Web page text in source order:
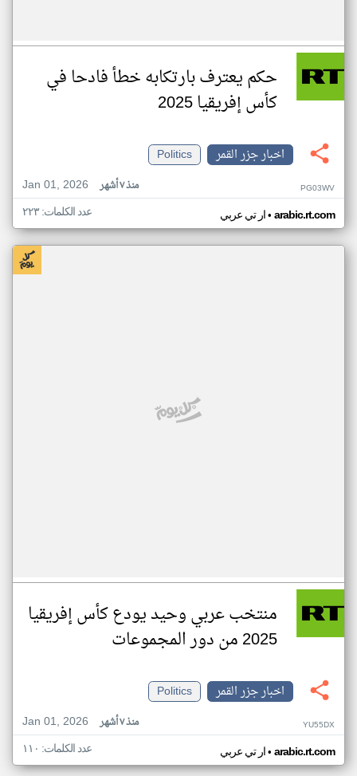
حكم يعترف بارتكابه خطأ فادحا في
كأس إفريقيا 2025
اخبار جزر القمر
Politics
Jan 01, 2026
منذ ٧ أشهر PG03WV
ار تي عربي• arabic.rt.com عدد الكلمات: ٢٢٣
منتخب عربي وحيد يودع كأس إفريقيا
2025 من دور المجموعات
اخبار جزر القمر
Politics
Jan 01, 2026
منذ ٧ أشهر YU55DX
ار تي عربي• arabic.rt.com عدد الكلمات: ١١٠